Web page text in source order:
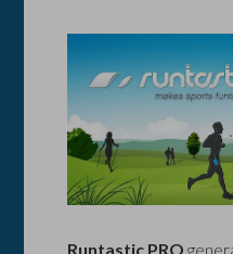
Runtastic PRO